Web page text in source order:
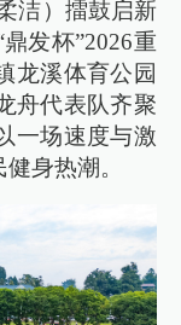
洁）擂鼓启新
发杯”2026重
龙溪体育公园
舟代表队齐聚
一场速度与激
身热潮。